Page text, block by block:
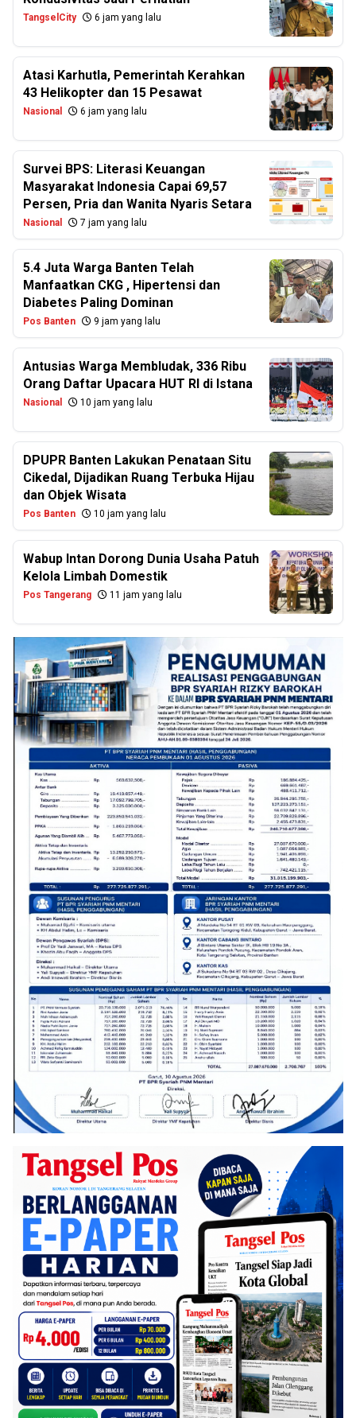
TangselCity 6 jam yang lalu
Atasi Karhutla, Pemerintah Kerahkan
43 Helikopter dan 15 Pesawat
Nasional 6 jam yang lalu
Survei BPS: Literasi Keuangan
Masyarakat Indonesia Capai 69,57
Persen, Pria dan Wanita Nyaris Setara
Nasional 7 jam yang lalu
5.4 Juta Warga Banten Telah
Manfaatkan CKG , Hipertensi dan
Diabetes Paling Dominan
Pos Banten 9 jam yang lalu
Antusias Warga Membludak, 336 Ribu
Orang Daftar Upacara HUT RI di Istana
Nasional 10 jam yang lalu
DPUPR Banten Lakukan Penataan Situ
Cikedal, Dijadikan Ruang Terbuka Hijau
dan Objek Wisata
Pos Banten 10 jam yang lalu
Wabup Intan Dorong Dunia Usaha Patuh
Kelola Limbah Domestik
Pos Tangerang 11 jam yang lalu